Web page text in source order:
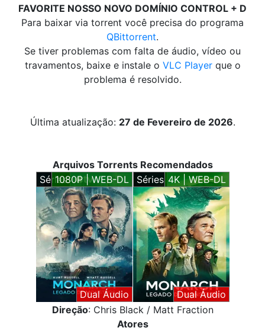
FAVORITE NOSSO NOVO DOMÍNIO CONTROL + D
Para baixar via torrent você precisa do programa
QBittorrent.
Se tiver problemas com falta de áudio, vídeo ou
travamentos, baixe e instale o VLC Playerque o
problema é resolvido.
Última atualização: 27 de Fevereiro de 2026.
Arquivos Torrents Recomendados
Séries1080P | WEB-DL
Dual Áudio
Séries 4K | WEB-DL
Dual Áudio
Direção: Chris Black / Matt Fraction
Atores